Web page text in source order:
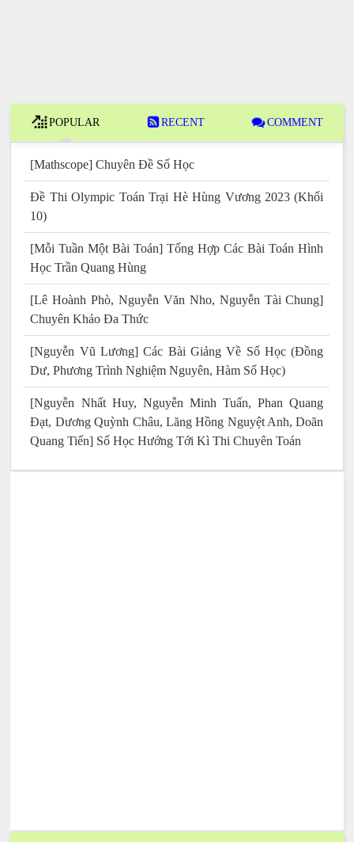
POPULAR RECENT COMMENT
[Mathscope] Chuyên Đề Số Học
Đề Thi Olympic Toán Trại Hè Hùng Vương 2023 (Khối
10)
[Mỗi Tuần Một Bài Toán] Tổng Hợp Các Bài Toán Hình
Học Trần Quang Hùng
[Lê Hoành Phò, Nguyễn Văn Nho, Nguyễn Tài Chung]
Chuyên Khảo Đa Thức
[Nguyễn Vũ Lương] Các Bài Giảng Về Số Học (Đồng
Dư, Phương Trình Nghiệm Nguyên, Hàm Số Học)
[Nguyễn Nhất Huy, Nguyễn Minh Tuấn, Phan Quang
Đạt, Dương Quỳnh Châu, Lăng Hồng Nguyệt Anh, Doãn
Quang Tiến] Số Học Hướng Tới Kì Thi Chuyên Toán